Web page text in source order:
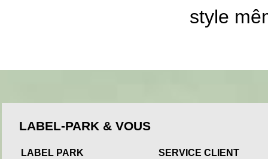
style
LABEL-PARK & VOUS
LABEL PARK SERVICE CLIENT